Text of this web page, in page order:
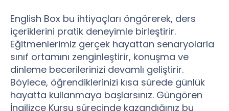
English Box bu ihtiyaçları öngörerek, ders
içeriklerini pratik deneyimle birleştirir.
Eğitmenlerimiz gerçek hayattan senaryolarla
sınıf ortamını zenginleştirir, konuşma ve
dinleme becerilerinizi devamlı geliştirir.
Böylece, öğrendiklerinizi kısa sürede günlük
hayatta kullanmaya başlarsınız. Güngören
İngilizce Kursu sürecinde kazandığınız bu